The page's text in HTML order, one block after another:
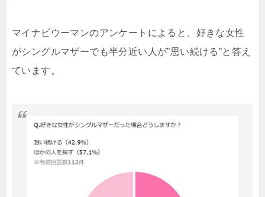
マイナビウーマンのアンケートによると、好きな女性
がシングルマザーでも半分近い人が”思い続ける”と答え
ています。